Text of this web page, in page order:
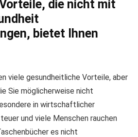
die nicht mit
bietet Ihnen
viele gesundheitliche Vorteile, aber
Sie möglicherweise nicht
in wirtschaftlicher
und viele Menschen rauchen
es nicht